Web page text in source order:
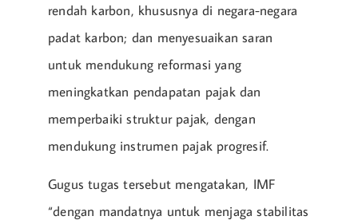
rendah karbon, khususnya di negara-negara
padat karbon; dan menyesuaikan saran
untuk mendukung reformasi yang
meningkatkan pendapatan pajak dan
memperbaiki struktur pajak, dengan
mendukung instrumen pajak progresif.
Gugus tugas tersebut mengatakan, IMF
“dengan mandatnya untuk menjaga stabilitas